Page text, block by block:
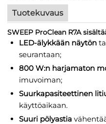
Tuotekuvaus
SWEEP ProClean R7A
LED-älykkään näytön
seurantaan;
800 W:n harjamaton
imuvoiman;
Suurkapasiteettinen
käyttöaikaan.
Suuri pölyastia